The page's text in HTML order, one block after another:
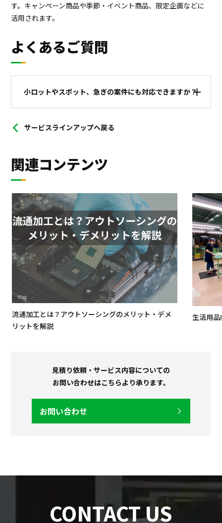
す。キャンペーン商品や季節・イベント商品、限定企画などに
活用されます。
よくあるご質問
小ロットやスポット、急ぎの案件にも対応できますか？
サービスラインアップへ戻る
関連コンテンツ
流通加工とは？アウトソーシングのメリット・デメ
リットを解説
生活用
見積り依頼・サービス内容についての
お問い合わせはこちらより承ります。
お問い合わせ
CONTACT US